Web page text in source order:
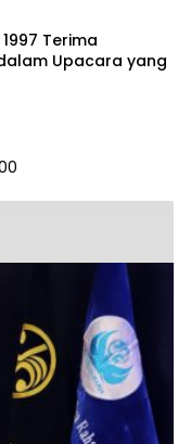
Terima
Upacara yang